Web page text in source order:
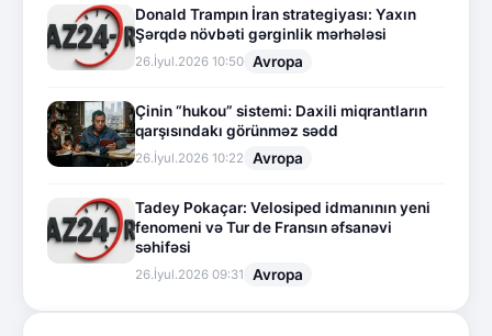
Donald Trampın İran strategiyası: Yaxın
Şərqdə növbəti gərginlik mərhələsi
26.İyul.2026 10:50 Avropa
Çinin “hukou” sistemi: Daxili miqrantların
qarşısındakı görünməz sədd
26.İyul.2026 10:22 Avropa
Tadey Pokaçar: Velosiped idmanının yeni
fenomeni və Tur de Fransın əfsanəvi
səhifəsi
26.İyul.2026 09:31 Avropa